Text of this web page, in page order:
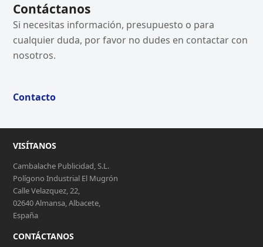
Contáctanos
Si necesitas información, presupuesto o para
cualquier duda, por favor no dudes en contactar con
nosotros.
Contacto
VISÍTANOS
Cambalache Publicidad, S.L.
Polígono Industrial El Mugrón
Calle Velazquez, 22,
02640 Almansa, Albacete,
España
CONTÁCTANOS